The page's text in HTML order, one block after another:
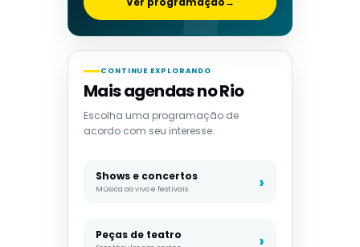
CONTINUE EXPLORANDO
Mais agendas no Rio
Escolha uma programação de
acordo com seu interesse.
Shows e concertos
Música ao vivo e festivais
Peças de teatro